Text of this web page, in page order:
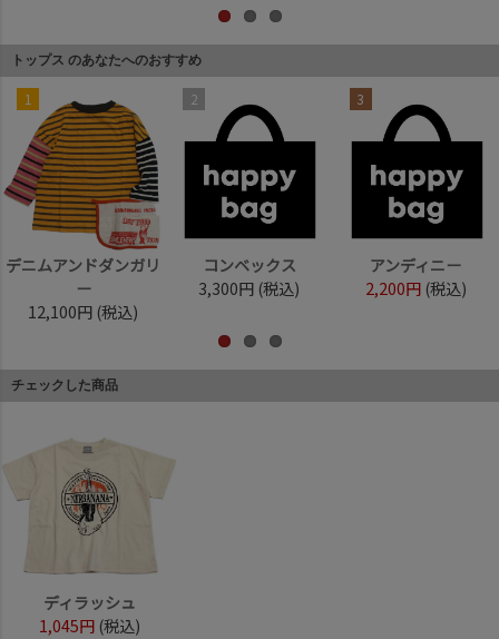
トップス のあなたへのおすすめ
1
デニムアンドダンガリ
ー
12,100円 (税込)
2
コンベックス
3,300円 (税込)
3
アンディニー
2,200円 (税込)
チェックした商品
ディラッシュ
1,045円 (税込)